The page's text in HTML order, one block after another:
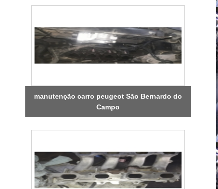
manutenção carro peugeot São Bernardo do
Campo